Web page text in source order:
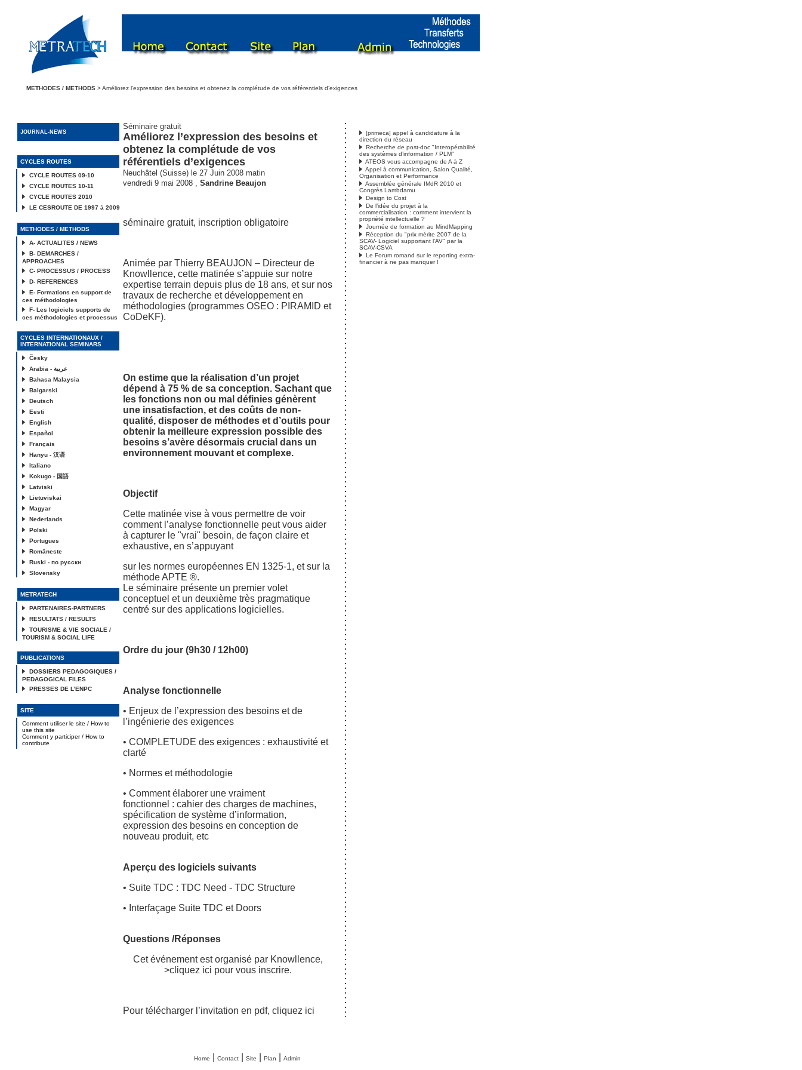
METHODES / METHODS > Améliorez l’expression des besoins et obtenez la complétude de vos référentiels d’exigences
JOURNAL-NEWS
CYCLES ROUTES
CYCLE ROUTES 09-10
CYCLE ROUTES 10-11
CYCLE ROUTES 2010
LE CESROUTE DE 1997 à 2009
METHODES / METHODS
A- ACTUALITES / NEWS
B- DEMARCHES /
APPROACHES
C- PROCESSUS / PROCESS
D- REFERENCES
E- Formations en support de
ces méthodologies
F- Les logiciels supports de
ces méthodologies et processus
CYCLES INTERNATIONAUX /
INTERNATIONAL SEMINARS
Česky
Arabia - عربية
Bahasa Malaysia
Balgarski
Deutsch
Eesti
English
Español
Français
Hanyu - 汉语
Italiano
Kokugo - 国語
Latviski
Lietuviskai
Magyar
Nederlands
Polski
Portugues
Româneste
Ruski - по русски
Slovensky
METRATECH
PARTENAIRES-PARTNERS
RESULTATS / RESULTS
TOURISME & VIE SOCIALE /
TOURISM & SOCIAL LIFE
PUBLICATIONS
DOSSIERS PEDAGOGIQUES /
PEDAGOGICAL FILES
PRESSES DE L’ENPC
SITE
Comment utiliser le site / How to
use this site
Comment y participer / How to
contribute
Séminaire gratuit
Améliorez l’expression des besoins et
obtenez la complétude de vos
référentiels d’exigences
Neuchâtel (Suisse) le 27 Juin 2008 matin
vendredi 9 mai 2008 , Sandrine Beaujon
séminaire gratuit, inscription obligatoire
Animée par Thierry BEAUJON – Directeur de
Knowllence, cette matinée s’appuie sur notre
expertise terrain depuis plus de 18 ans, et sur nos
travaux de recherche et développement en
méthodologies (programmes OSEO : PIRAMID et
CoDeKF).
On estime que la réalisation d’un projet
dépend à 75 % de sa conception. Sachant que
les fonctions non ou mal définies génèrent
une insatisfaction, et des coûts de non-
qualité, disposer de méthodes et d’outils pour
obtenir la meilleure expression possible des
besoins s’avère désormais crucial dans un
environnement mouvant et complexe.
Objectif
Cette matinée vise à vous permettre de voir
comment l’analyse fonctionnelle peut vous aider
à capturer le "vrai" besoin, de façon claire et
exhaustive, en s’appuyant
sur les normes européennes EN 1325-1, et sur la
méthode APTE ®.
Le séminaire présente un premier volet
conceptuel et un deuxième très pragmatique
centré sur des applications logicielles.
Ordre du jour (9h30 / 12h00)
Analyse fonctionnelle
• Enjeux de l’expression des besoins et de
l’ingénierie des exigences
• COMPLETUDE des exigences : exhaustivité et
clarté
• Normes et méthodologie
• Comment élaborer une vraiment
fonctionnel : cahier des charges de machines,
spécification de système d’information,
expression des besoins en conception de
nouveau produit, etc
Aperçu des logiciels suivants
• Suite TDC : TDC Need - TDC Structure
• Interfaçage Suite TDC et Doors
Questions /Réponses
Cet événement est organisé par Knowllence,
>cliquez ici pour vous inscrire.
Pour télécharger l’invitation en pdf, cliquez ici
[primeca] appel à candidature à la
Recherche de post-doc "Interopérabilité
des systèmes d’information / PLM"
ATEOS vous accompagne de A à Z
Appel à communication, Salon Qualité,
Organisation et Performance
Assemblée générale IMdR 2010 et
Congrès Lambdamu
Design to Cost
De l’idée du projet à la
commercialisation : comment intervient la
propriété intellectuelle ?
Journée de formation au MindMapping
Réception du "prix mérite 2007 de la
SCAV- Logiciel supportant l’AV" par la
SCAV-CSVA
Le Forum romand sur le reporting extra-
financier à ne pas manquer !
Home Contact| Site Plan Admin